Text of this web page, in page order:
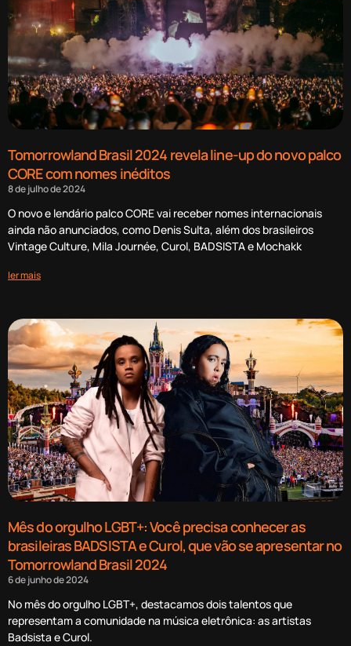
Tomorrowland Brasil 2024 revela line-up do novo palco
CORE com nomes inéditos
8 de julho de 2024
O novo e lendário palco CORE vai receber nomes internacionais
ainda não anunciados, como Denis Sulta, além dos brasileiros
Vintage Culture, Mila Journée, Curol, BADSISTA e Mochakk
ler mais
Mês do orgulho LGBT+: Você precisa conhecer as
brasileiras BADSISTA e Curol, que vão se apresentar no
Tomorrowland Brasil 2024
6 de junho de 2024
No mês do orgulho LGBT+, destacamos dois talentos que
representam a comunidade na música eletrônica: as artistas
Badsista e Curol.